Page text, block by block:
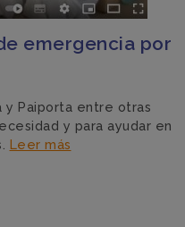
emergencia por
y Paiporta entre otras
y para ayudar en
Leer más